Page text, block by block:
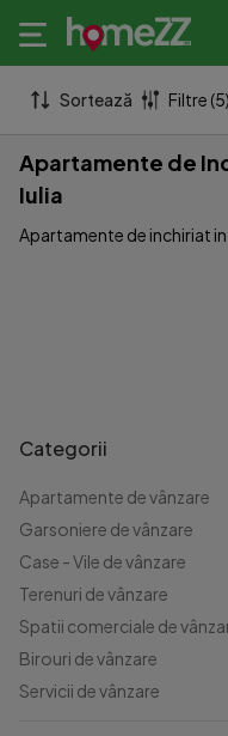
Sortează Filtre (5)
Apartamente de
Iulia
Apartamente de inchiriat
Categorii
Apartamente de vânzare
Garsoniere de vânzare
Case - Vile de vânzare
Terenuri de vânzare
Spatii comerciale de
Birouri de vânzare
Servicii de vânzare